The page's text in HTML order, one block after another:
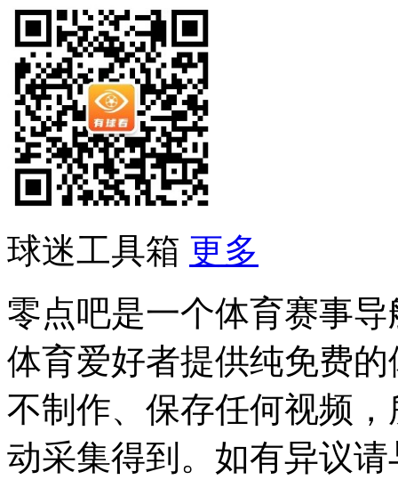
球迷工具箱 更多
零点吧是一个体育赛事
体育爱好者提供纯免费
不制作、保存任何视频
动采集得到。如有异议